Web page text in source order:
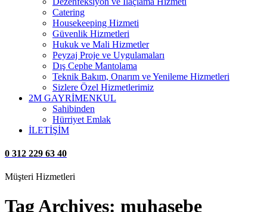
Catering
Housekeeping Hizmeti
Güvenlik Hizmetleri
Hukuk ve Mali Hizmetler
Peyzaj Proje ve Uygulamaları
Dış Cephe Mantolama
Teknik Bakım, Onarım ve Yenileme Hizmetleri
Sizlere Özel Hizmetlerimiz
2M GAYRİMENKUL
Sahibinden
Hürriyet Emlak
İLETİŞİM
0 312 229 63 40
Müşteri Hizmetleri
Tag Archives: muhasebe